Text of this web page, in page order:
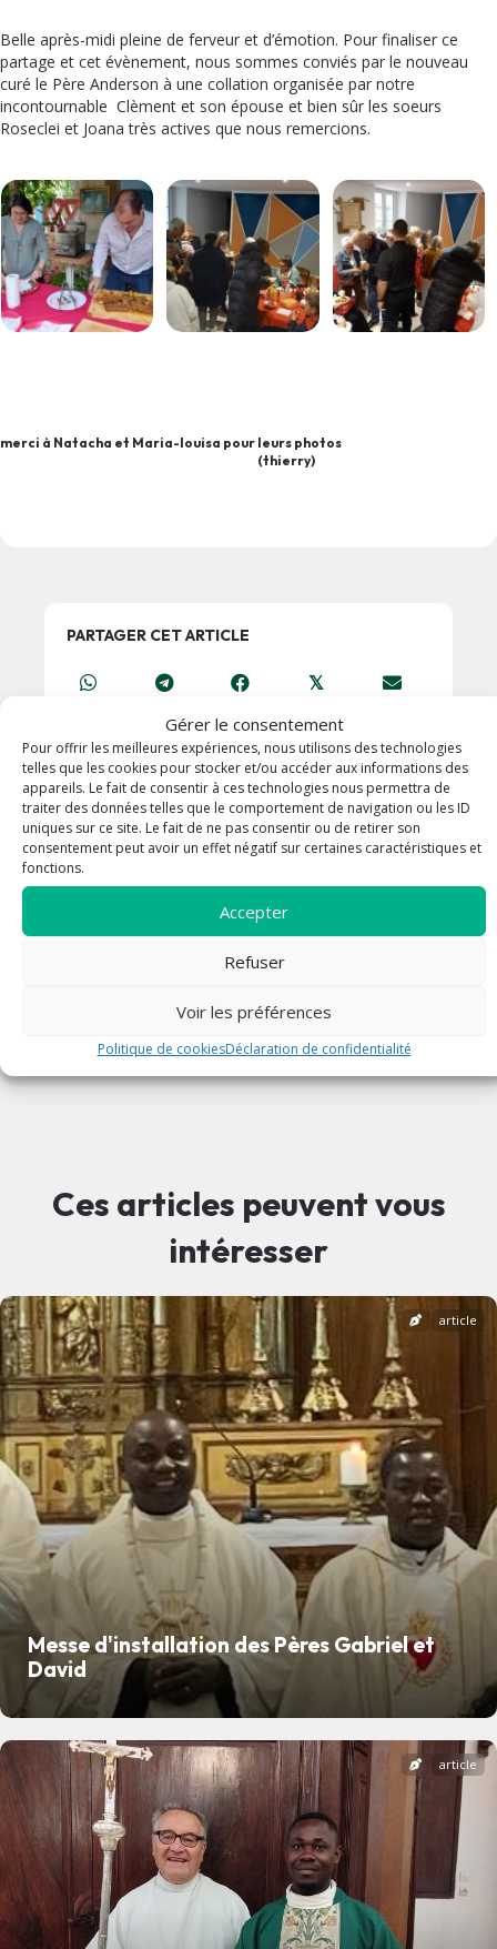
Gérer le consentement
Pour offrir les meilleures expériences, nous utilisons des technologies
telles que les cookies pour stocker et/ou accéder aux informations des
appareils. Le fait de consentir à ces technologies nous permettra de
traiter des données telles que le comportement de navigation ou les ID
uniques sur ce site. Le fait de ne pas consentir ou de retirer son
consentement peut avoir un effet négatif sur certaines caractéristiques et
fonctions.
Accepter
Refuser
Voir les préférences
Politique de cookiesDéclaration de confidentialité
Belle après-midi pleine de ferveur et d’émotion. Pour finaliser ce
partage et cet évènement, nous sommes conviés par le nouveau
curé le Père Anderson à une collation organisée par notre
incontournable Clèment et son épouse et bien sûr les soeurs
Roseclei et Joana très actives que nous remercions.
merci à Natacha et Maria-louisa pour leurs photos
(thierry)
PARTAGER CET ARTICLE
𝕏
THÈMES
Enfants / Jeunes
Formation
Messe
Publié le 21 mai 2023
Ces articles peuvent vous
intéresser
Messe d'installation des Pères Gabriel et
David
article
article